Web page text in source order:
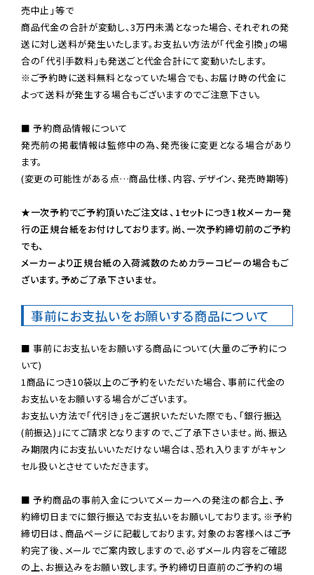
売中止」等で
商品代金の合計が変動し、3万円未満となった場合、それぞれの発
送に対し送料が発生いたします。お支払い方法が「代金引換」の場
※ご予約時に送料無料となっていた場合でも、お届け時の代金に
よって送料が発生する場合もございますのでご注意下さい。
■ 予約商品情報について
発売前の掲載情報は監修中の為、発売後に変更となる場合があり
ます。
(変更の可能性がある点…商品仕様、内容、デザイン、発売時期等)
★一次予約でご予約頂いたご注文は、1セットにつき1枚メーカー発
行の正規台紙をお付けしております。尚、一次予約締切前のご予約
でも、
メーカーより正規台紙の入荷減数のためカラーコピーの場合もご
ざいます。予めご了承下さいませ。
事前にお支払いをお願いする商品について
■ 事前にお支払いをお願いする商品について(大量のご予約につ
いて)
1商品につき10袋以上のご予約をいただいた場合、事前に代金の
お支払いをお願いする場合がございます。
お支払い方法で「代引き」をご選択いただいた際でも、「銀行振込
(前振込)」にてご請求となりますので、ご了承下さいませ。尚、振込
み期限内にお支払いいただけない場合は、恐れ入りますがキャン
セル扱いとさせていただきます。
■ 予約商品の事前入金についてメーカーへの発注の都合上、予
約締切日までに銀行振込でお支払いをお願いしております。※予約
締切日は、商品ページに記載しております。対象のお客様へはご予
約完了後、メールでご案内致しますので、必ずメール内容をご確認
の上、お振込みをお願い致します。予約締切日直前のご予約の場